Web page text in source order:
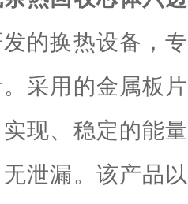
的换热设备，
采用的金属板
现、稳定的能
泄漏。该产品